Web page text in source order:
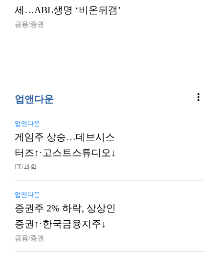
세…ABL생명 ‘비온뒤갬’
금융/증권
업앤다운 more_vert
업앤다운
게임주 상승…데브시스
터즈↑·고스트스튜디오↓
IT/과학
업앤다운
증권주 2% 하락, 상상인
증권↑·한국금융지주↓
금융/증권